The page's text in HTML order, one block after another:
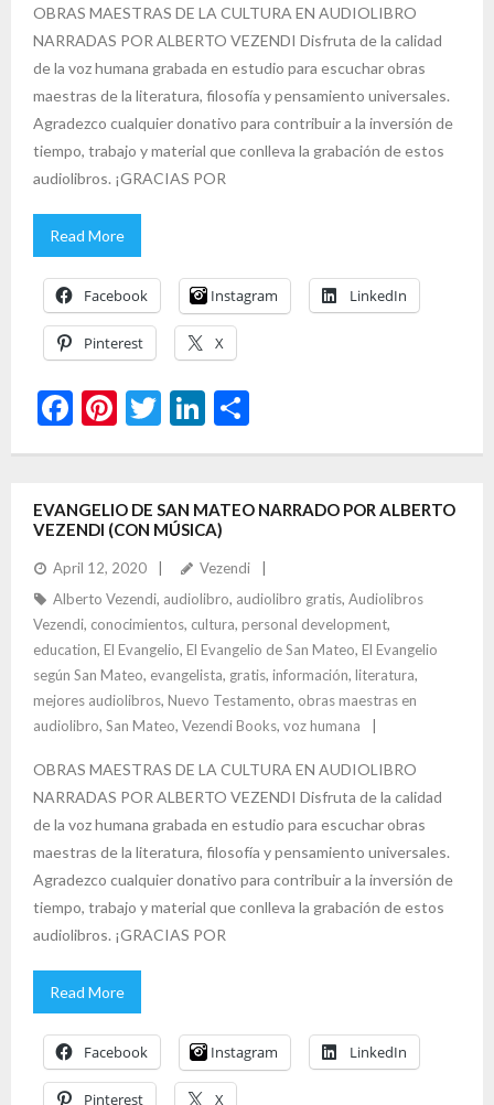
OBRAS MAESTRAS DE LA CULTURA EN AUDIOLIBRO
NARRADAS POR ALBERTO VEZENDI Disfruta de la calidad
de la voz humana grabada en estudio para escuchar obras
maestras de la literatura, filosofía y pensamiento universales.
Agradezco cualquier donativo para contribuir a la inversión de
tiempo, trabajo y material que conlleva la grabación de estos
audiolibros. ¡GRACIAS POR
Read More
Facebook Instagram LinkedIn
Pinterest X
F
ac
b
o
o
k
Pi
nt
es
t
T
w
er
Li
n
dI
n
h
e
EVANGELIO DE SAN MATEO NARRADO POR ALBERTO
VEZENDI (CON MÚSICA)
April 12, 2020
Vezendi
Alberto Vezendi, audiolibro, audiolibro gratis, Audiolibros
Vezendi, conocimientos, cultura, personal development,
education, El Evangelio, El Evangelio de San Mateo, El Evangelio
según San Mateo, evangelista, gratis, información, literatura,
mejores audiolibros, Nuevo Testamento, obras maestras en
audiolibro, San Mateo, Vezendi Books, voz humana
OBRAS MAESTRAS DE LA CULTURA EN AUDIOLIBRO
NARRADAS POR ALBERTO VEZENDI Disfruta de la calidad
de la voz humana grabada en estudio para escuchar obras
maestras de la literatura, filosofía y pensamiento universales.
Agradezco cualquier donativo para contribuir a la inversión de
tiempo, trabajo y material que conlleva la grabación de estos
audiolibros. ¡GRACIAS POR
Read More
Facebook Instagram LinkedIn
Pinterest X